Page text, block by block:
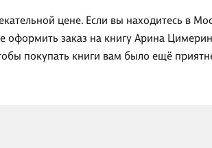
цене. Если вы находитесь в
заказ на книгу Арина
покупать книги вам было ещё